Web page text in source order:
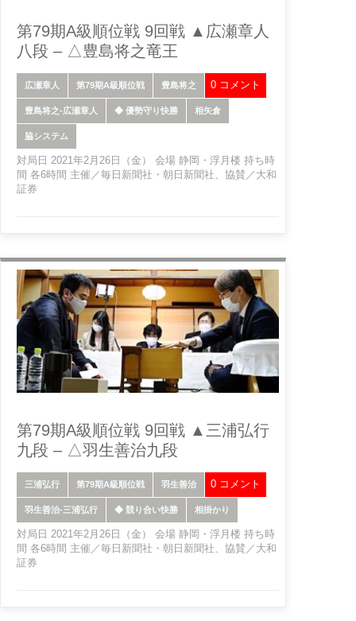
第79期A級順位戦 9回戦 ▲広瀬章人
八段 – △豊島将之竜王
広瀬章人 第79期A級順位戦 豊島将之
豊島将之-広瀬章人 ◆ 優勢守り快勝 相矢倉
脇システム
0 コメント
対局日 2021年2月26日（金） 会場 静岡・浮月楼 持ち時
間 各6時間 主催／毎日新聞社・朝日新聞社、協賛／大和
証券
第79期A級順位戦 9回戦 ▲三浦弘行
九段 – △羽生善治九段
三浦弘行 第79期A級順位戦 羽生善治
羽生善治-三浦弘行 ◆ 競り合い快勝 相掛かり
0 コメント
対局日 2021年2月26日（金） 会場 静岡・浮月楼 持ち時
間 各6時間 主催／毎日新聞社・朝日新聞社、協賛／大和
証券